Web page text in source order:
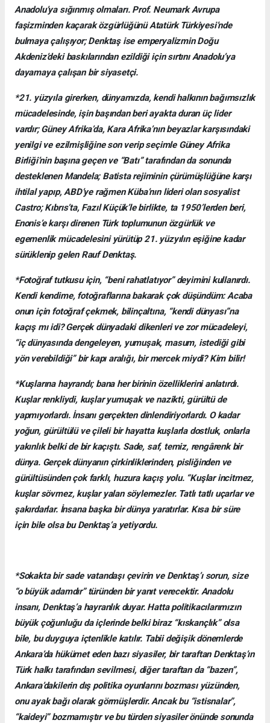
Anadolu’ya sığınmış olmaları. Prof. Neumark Avrupa
faşizminden kaçarak özgürlüğünü Atatürk Türkiyesi’nde
bulmaya çalışıyor; Denktaş ise emperyalizmin Doğu
Akdeniz’deki baskılarından ezildiği için sırtını Anadolu’ya
dayamaya çalışan bir siyasetçi.
*21. yüzyıla girerken, dünyamızda, kendi halkının bağımsızlık
mücadelesinde, işin başından beri ayakta duran üç lider
vardır; Güney Afrika’da, Kara Afrika’nın beyazlar karşısındaki
yenilgi ve ezilmişliğine son verip seçimle Güney Afrika
Birliği’nin başına geçen ve “Batı” tarafından da sonunda
desteklenen Mandela; Batista rejiminin çürümüşlüğüne karşı
ihtilal yapıp, ABD’ye rağmen Küba’nın lideri olan sosyalist
Castro; Kıbrıs’ta, Fazıl Küçük’le birlikte, ta 1950’lerden beri,
Enonis’e karşı direnen Türk toplumunun özgürlük ve
egemenlik mücadelesini yürütüp 21. yüzyılın eşiğine kadar
sürüklenip gelen Rauf Denktaş.
*Fotoğraf tutkusu için, “beni rahatlatıyor” deyimini kullanırdı.
Kendi kendime, fotoğraflarına bakarak çok düşündüm: Acaba
onun için fotoğraf çekmek, bilinçaltına, “kendi dünyası”na
kaçış mı idi? Gerçek dünyadaki dikenleri ve zor mücadeleyi,
“iç dünyasında dengeleyen, yumuşak, masum, istediği gibi
yön verebildiği” bir kapı aralığı, bir mercek miydi? Kim bilir!
*Kuşlarına hayrandı; bana her birinin özelliklerini anlatırdı.
Kuşlar renkliydi, kuşlar yumuşak ve nazikti, gürültü de
yapmıyorlardı. İnsanı gerçekten dinlendiriyorlardı. O kadar
yoğun, gürültülü ve çileli bir hayatta kuşlarla dostluk, onlarla
yakınlık belki de bir kaçıştı. Sade, saf, temiz, rengârenk bir
dünya. Gerçek dünyanın çirkinliklerinden, pisliğinden ve
gürültüsünden çok farklı, huzura kaçış yolu. “Kuşlar incitmez,
kuşlar sövmez, kuşlar yalan söylemezler. Tatlı tatlı uçarlar ve
şakırdarlar. İnsana başka bir dünya yaratırlar. Kısa bir süre
için bile olsa bu Denktaş’a yetiyordu.
*Sokakta bir sade vatandaşı çevirin ve Denktaş’ı sorun, size
“o büyük adamdır” türünden bir yanıt verecektir. Anadolu
insanı, Denktaş’a hayranlık duyar. Hatta politikacılarımızın
büyük çoğunluğu da içlerinde belki biraz “kıskançlık” olsa
bile, bu duyguya içtenlikle katılır. Tabii değişik dönemlerde
Ankara’da hükümet eden bazı siyasiler, bir taraftan Denktaş’ın
Türk halkı tarafından sevilmesi, diğer taraftan da “bazen”,
Ankara’dakilerin dış politika oyunlarını bozması yüzünden,
onu ayak bağı olarak görmüşlerdir. Ancak bu “istisnalar”,
“kaideyi” bozmamıştır ve bu türden siyasiler önünde sonunda